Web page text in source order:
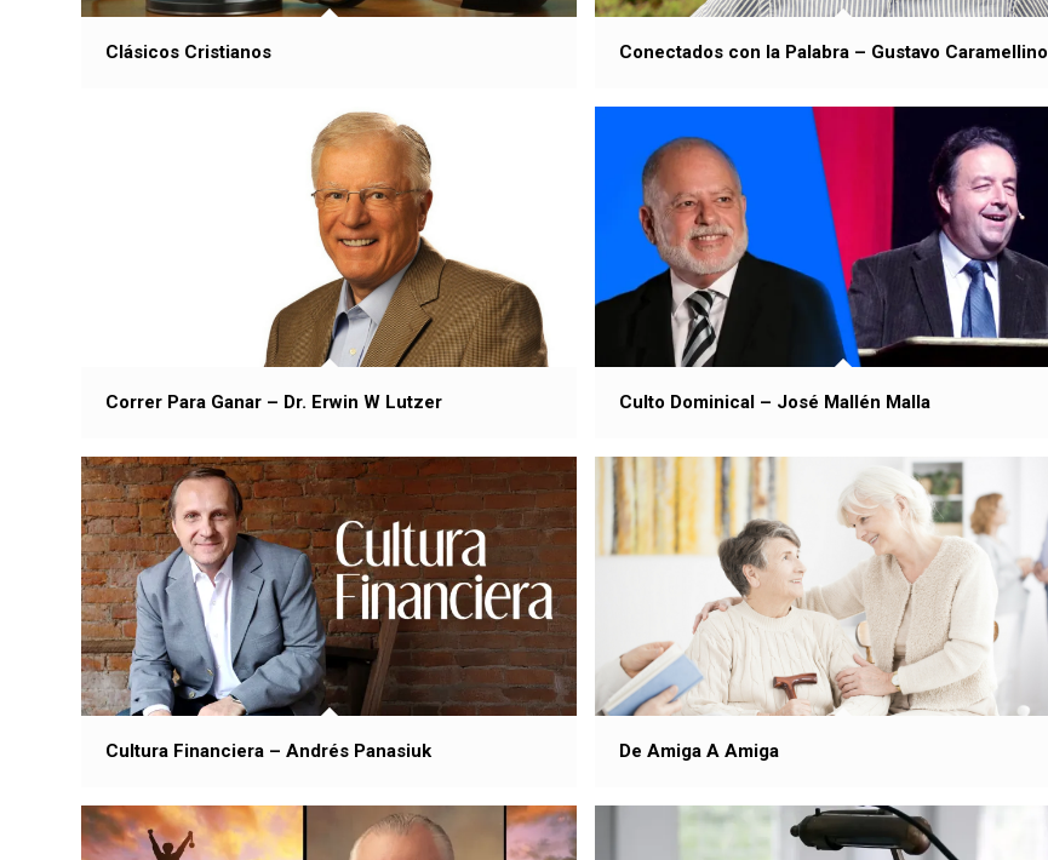
Clásicos Cristianos Conectados con la Palabra – Gustavo Caramellino
Correr Para Ganar – Dr. Erwin W Lutzer Culto Dominical – José Mallén Malla
Cultura Financiera – Andrés Panasiuk De Amiga A Amiga